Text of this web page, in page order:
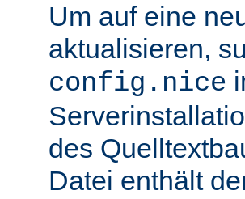
Um auf eine
aktualisieren,
config.nice
des
Datei enthält